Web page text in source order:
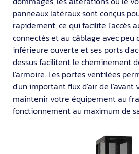
panneaux latéraux sont conçus
rapidement, ce qui facilite l'accès
connectés et au câblage avec peu
inférieure ouverte et ses ports
dessus facilitent le cheminement
l'armoire. Les portes ventilées
d'un important flux d'air de l'avant
maintenir votre équipement au
fonctionnement au maximum de